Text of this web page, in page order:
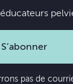
S’abonner
pas de